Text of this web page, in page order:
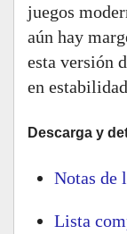
juegos
aún hay
esta versión
en
Descarga y
Notas de
Lista